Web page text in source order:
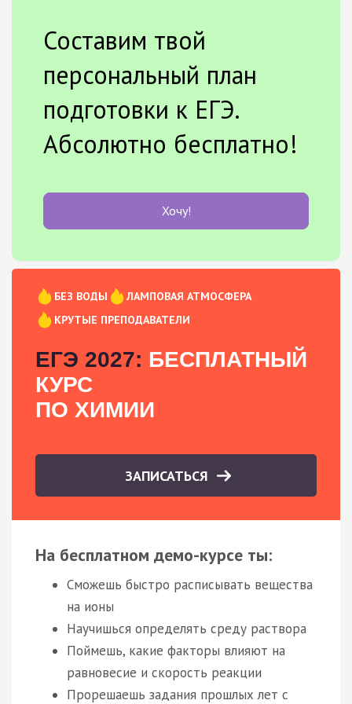
Составим твой
персональный план
подготовки к ЕГЭ.
Абсолютно бесплатно!
Хочу!
БЕЗ ВОДЫ
ЛАМПОВАЯ АТМОСФЕРА
КРУТЫЕ ПРЕПОДАВАТЕЛИ
ЕГЭ 2027: БЕСПЛАТНЫЙ
КУРС
ПО ХИМИИ
ЗАПИСАТЬСЯ
На бесплатном демо-курсе ты:
Сможешь быстро расписывать вещества
на ионы
Научишься определять среду раствора
Поймешь, какие факторы влияют на
равновесие и скорость реакции
Прорешаешь задания прошлых лет с